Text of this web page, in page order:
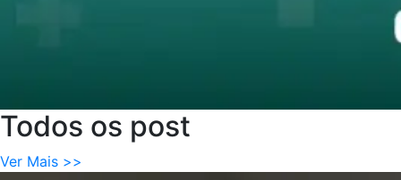
Todos os post
Ver Mais >>